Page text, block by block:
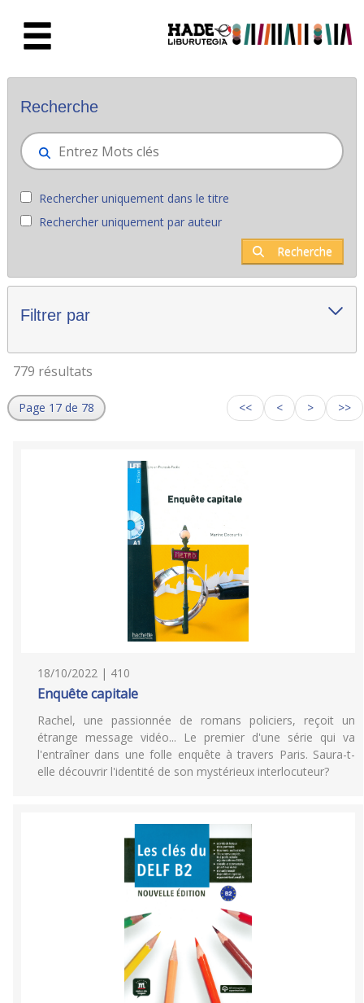
Nouveaux livres - Liburutegia
Recherche
Rechercher uniquement dans le titre
Rechercher uniquement par auteur
Recherche
Filtrer par
779 résultats
Page 17 de 78 << < > >>
18/10/2022 | 410
Enquête capitale
Rachel, une passionnée de romans policiers, reçoit un
étrange message vidéo... Le premier d'une série qui va
l'entraîner dans une folle enquête à travers Paris. Saura-t-
elle découvrir l'identité de son mystérieux interlocuteur?